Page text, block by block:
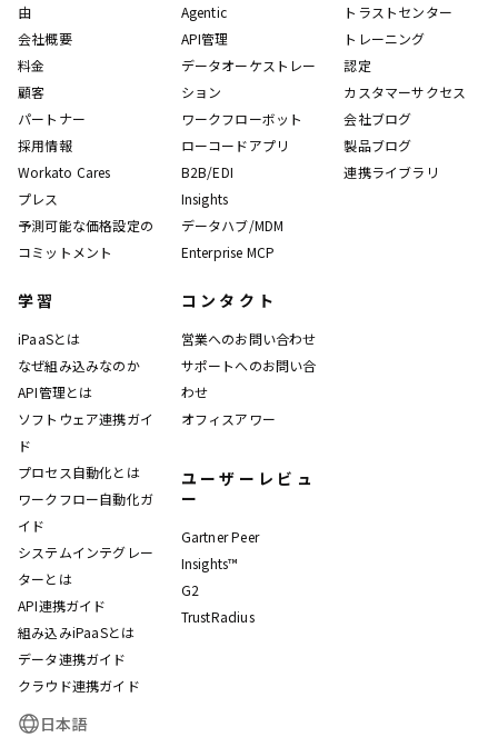
由
会社概要
料金
顧客
パートナー
採用情報
Workato Cares
プレス
予測可能な価格設定の
コミットメント
Agentic
API管理
データオーケストレー
ション
ワークフローボット
ローコードアプリ
B2B/EDI
Insights
データハブ/MDM
Enterprise MCP
トラストセンター
トレーニング
認定
カスタマーサクセス
会社ブログ
製品ブログ
連携ライブラリ
学習
iPaaSとは
なぜ組み込みなのか
API管理とは
ソフトウェア連携ガイ
ド
プロセス自動化とは
ワークフロー自動化ガ
イド
システムインテグレー
ターとは
API連携ガイド
組み込みiPaaSとは
データ連携ガイド
クラウド連携ガイド
コンタクト
営業へのお問い合わせ
サポートへのお問い合
わせ
オフィスアワー
ユーザーレビュ
ー
Gartner Peer
Insights™
G2
TrustRadius
日本語